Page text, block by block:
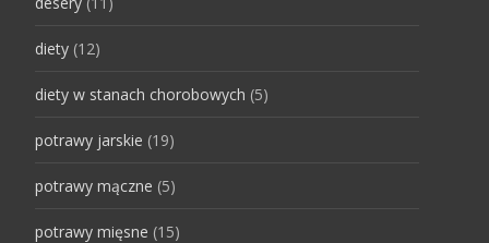
diety (12)
diety w stanach chorobowych (5)
potrawy jarskie (19)
potrawy mączne (5)
potrawy mięsne (15)